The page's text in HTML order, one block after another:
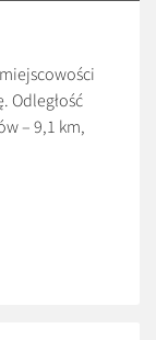
Odległość
– 9,1 km,
Obiekt
W
Długosza.